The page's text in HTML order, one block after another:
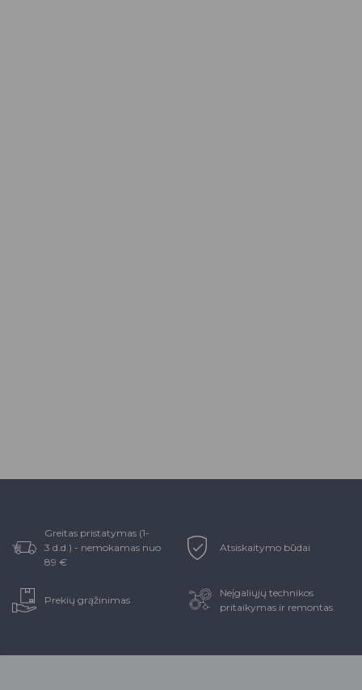
Greitas pristatymas (1-
3 d.d.) - nemokamas nuo
89 €
Atsiskaitymo būdai
Prekių grąžinimas
Neįgaliųjų technikos
pritaikymas ir remontas